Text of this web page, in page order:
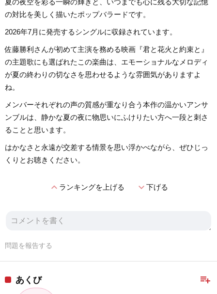
の対比を美しく描いたポップバラードです。
2026年7月に発売するシングルに収録されています。
佐藤勝利さんが初めて主演を務める映画『君と花火と約束と』
の主題歌にも選ばれたこの楽曲は、エモーショナルなメロディ
が夏の終わりの切なさを思わせるような雰囲気がありますよ
ね。
メンバーそれぞれの声の質感が重なり合う本作の温かいアンサ
ンブルは、静かな夏の夜に物思いにふけりたい方へ一段と刺さ
ることと思います。
はかなさと永遠が交差する情景を思い浮かべながら、ぜひじっ
くりとお聴きください。
expand_lessランキングを上げる expand_more下げる
問題を報告する
playlist_add
あくび